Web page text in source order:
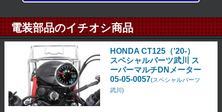
電装部品のイチオシ商品
HONDA CT125（'20-）
スペシャルパーツ武川 ス
ーパーマルチDNメーター
05-05-0057(スペシャルパーツ
武川)